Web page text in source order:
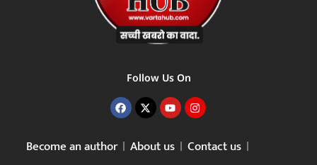
Follow Us On
Become an author About us
Contact us